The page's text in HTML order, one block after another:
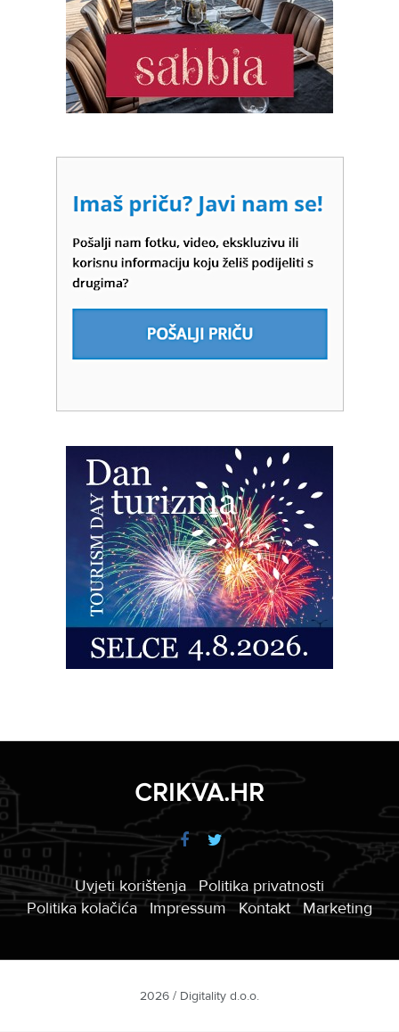
CRIKVA.HR
Uvjeti korištenja
Politika privatnosti
Politika kolačića
Impressum Kontakt Marketing
2026 / Digitality d.o.o.